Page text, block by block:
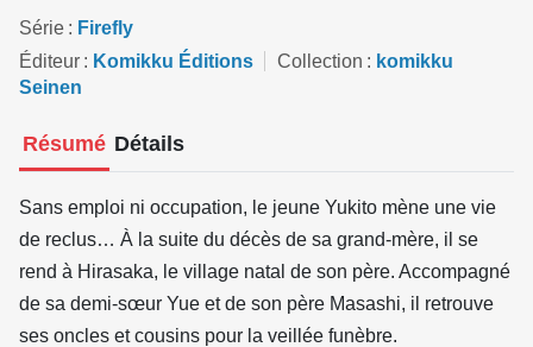
Série
Firefly
Éditeur
Komikku Éditions Collection
komikku
Seinen
Résumé Détails
Sans emploi ni occupation, le jeune Yukito mène une vie
de reclus… À la suite du décès de sa grand-mère, il se
rend à Hirasaka, le village natal de son père. Accompagné
de sa demi-sœur Yue et de son père Masashi, il retrouve
ses oncles et cousins pour la veillée funèbre.